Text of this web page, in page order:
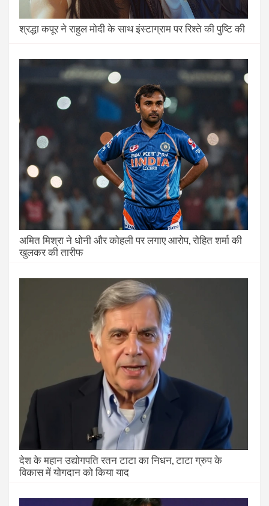
श्रद्धा कपूर ने राहुल मोदी के साथ इंस्टाग्राम पर रिश्ते की पुष्टि की
अमित मिश्रा ने धोनी और कोहली पर लगाए आरोप, रोहित शर्मा की
खुलकर की तारीफ
देश के महान उद्योगपति रतन टाटा का निधन, टाटा ग्रुप के
विकास में योगदान को किया याद